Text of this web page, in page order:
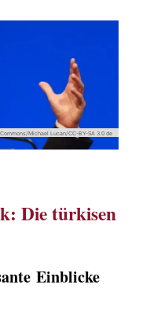
Michael Lucan/CC-BY-SA 3.0 de
Die türkisen
Einblicke